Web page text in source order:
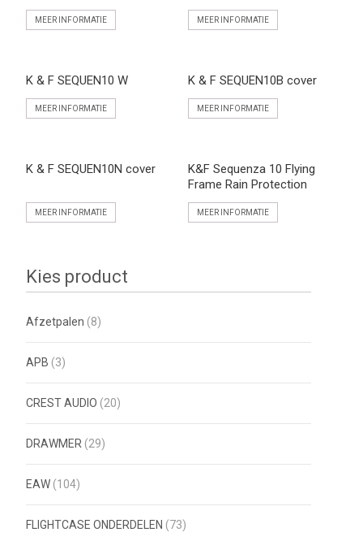
MEER INFORMATIE MEER INFORMATIE
K & F SEQUEN10 W
MEER INFORMATIE
K & F SEQUEN10B cover
MEER INFORMATIE
K & F SEQUEN10N cover
MEER INFORMATIE
K&F Sequenza 10 Flying
Frame Rain Protection
MEER INFORMATIE
Kies product
Afzetpalen (8)
APB (3)
CREST AUDIO (20)
DRAWMER (29)
EAW (104)
FLIGHTCASE ONDERDELEN (73)